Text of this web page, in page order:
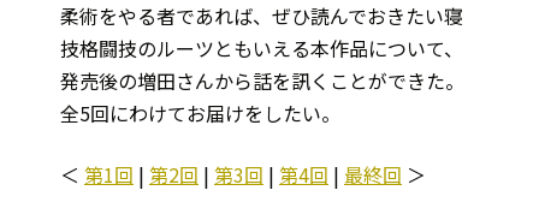
柔術をやる者であれば、ぜひ読んでおきたい寝
技格闘技のルーツともいえる本作品について、
発売後の増田さんから話を訊くことができた。
全5回にわけてお届けをしたい。
＜ 第1回 | 第2回 | 第3回 | 第4回 | 最終回 ＞